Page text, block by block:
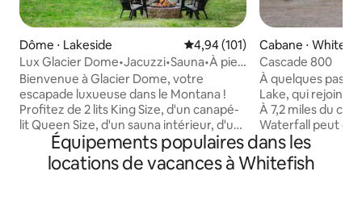
Dôme ⋅ Lakeside Évaluation moyenne sur la
4,94 (101)
Lux Glacier Dome•Jacuzzi•Sauna•À pied
du lac Flathead
Bienvenue à Glacier Dome, votre
escapade luxueuse dans le Montana !
Profitez de 2 lits King Size, d'un canapé-
lit Queen Size, d'un sauna intérieur, d'un
jacuzzi, d'un feu de camp, d'un cornhole,
d'une télévision, d'une salle de bain
complète, d'une kitchenette, d'un lave-
Cabane ⋅
Cascade 800
À quelques pas
Lake, qui rejoint
À 7,2 miles du
Waterfall peut
individuellement
avec son chalet
un logement de 2
Équipements populaires dans les
locations de vacances à Whitefish